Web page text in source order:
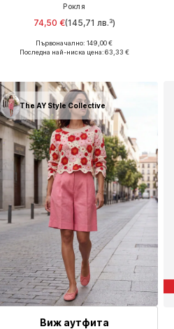
Рокля
74,50 €(145,71 лв.³)
Налични размери: 34, 36, 38, 40, 42
Първоначално: 149,00 €
Последна най-ниска цена:63,33 €
The AY Style Collective
Виж аутфита